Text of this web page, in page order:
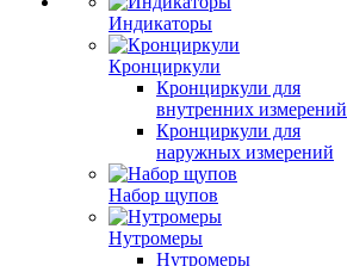
Индикаторы
Кронциркули
Кронциркули для
внутренних измерений
Кронциркули для
наружных измерений
Набор щупов
Нутромеры
Нутромеры